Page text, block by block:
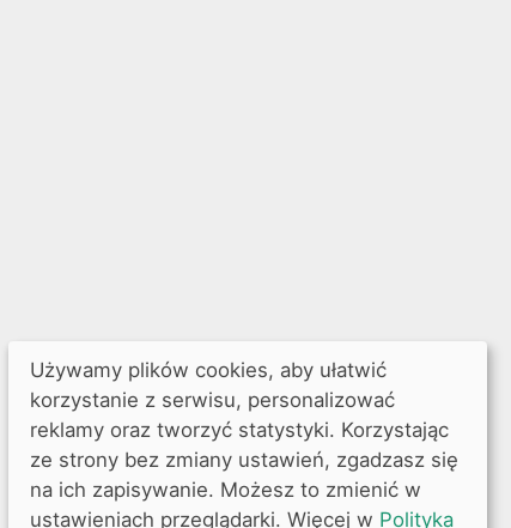
Używamy plików cookies, aby ułatwić
korzystanie z serwisu, personalizować
reklamy oraz tworzyć statystyki. Korzystając
ze strony bez zmiany ustawień, zgadzasz się
na ich zapisywanie. Możesz to zmienić w
ustawieniach przeglądarki. Więcej w Polityka